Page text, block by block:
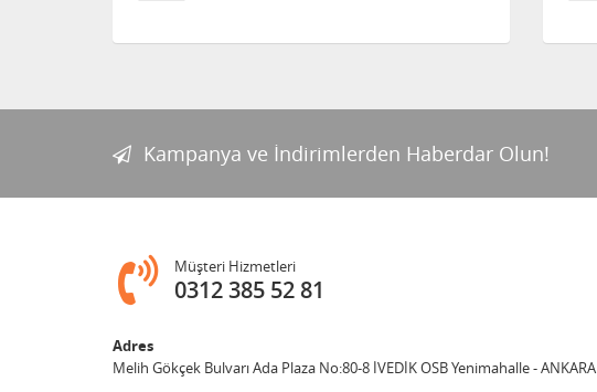
Kampanya ve İndirimlerden Haberdar Olun!
Müşteri Hizmetleri
0312 385 52 81
Adres
Melih Gökçek Bulvarı Ada Plaza No:80-8 İVEDİK OSB Yenimahalle - ANKARA